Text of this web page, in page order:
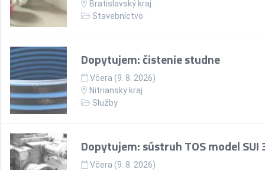
Bratislavský kraj
Stavebníctvo
Dopytujem: čistenie studne
Včera (9. 8. 2026)
Nitriansky kraj
Služby
Dopytujem: sústruh TOS model SUI
Včera (9. 8. 2026)